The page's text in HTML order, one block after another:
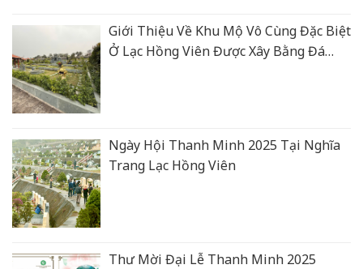
Giới Thiệu Về Khu Mộ Vô Cùng Đặc Biệt
Ở Lạc Hồng Viên Được Xây Bằng Đá
Ngày Hội Thanh Minh 2025 Tại Nghĩa
Trang Lạc Hồng Viên
Thư Mời Đại Lễ Thanh Minh 2025